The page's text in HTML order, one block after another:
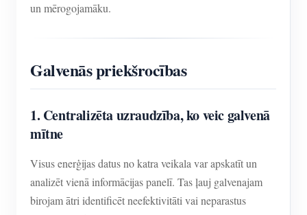
un mērogojamāku.
Galvenās priekšrocības
1. Centralizēta uzraudzība, ko veic galvenā
mītne
Visus enerģijas datus no katra veikala var apskatīt un
analizēt vienā informācijas panelī. Tas ļauj galvenajam
birojam ātri identificēt neefektivitāti vai neparastus